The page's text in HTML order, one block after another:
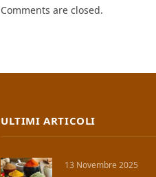
Comments are closed.
ULTIMI ARTICOLI
13 Novembre 2025